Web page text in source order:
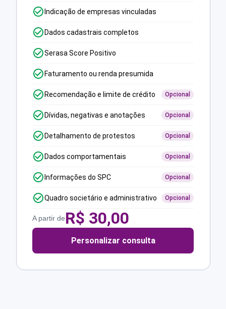
Indicação de empresas vinculadas
Dados cadastrais completos
Serasa Score Positivo
Faturamento ou renda presumida
Recomendação e limite de crédito Opcional
Dívidas, negativas e anotações Opcional
Detalhamento de protestos Opcional
Dados comportamentais Opcional
Informações do SPC Opcional
Quadro societário e administrativo Opcional
A partir deR$ 30,00
Personalizar consulta